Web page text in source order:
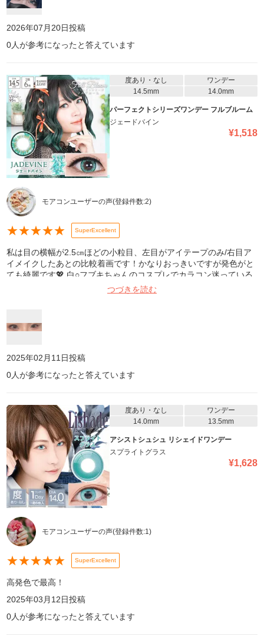
2026年07月20日投稿
0人が参考になったと答えています
度あり・なし
ワンデー
14.5mm
14.0mm
パーフェクトシリーズワンデー フルブルーム
ジェードバイン
¥1,518
モアコンユーザーの声(登録件数:2)
★★★★★ SuperExcellent
私は目の横幅が2.5㎝ほどの小粒目、左目がアイテープのみ/右目ア
イメイクしたあとの比較着画です！かなりおっきいですが発色がと
ても綺麗です💖 白○フブキちゃんのコスプレでカラコン迷っている
人はこれおすすめしたいです。つづきを読む
2025年02月11日投稿
0人が参考になったと答えています
度あり・なし
ワンデー
14.0mm
13.5mm
アシストシュシュ リシェイドワンデー
スプライトグラス
¥1,628
モアコンユーザーの声(登録件数:1)
★★★★★ SuperExcellent
高発色で最高！
2025年03月12日投稿
0人が参考になったと答えています